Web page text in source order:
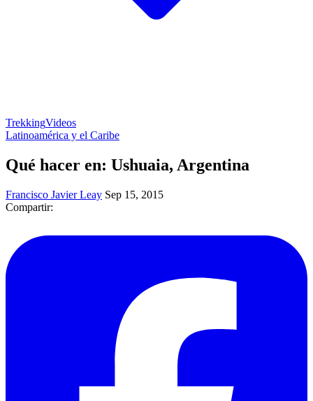
TrekkingVideos
Latinoamérica y el Caribe
Qué hacer en: Ushuaia, Argentina
Francisco Javier Leay Sep 15, 2015
Compartir: